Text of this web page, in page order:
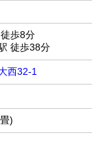
歩8分
徒歩38分
西32-1
)